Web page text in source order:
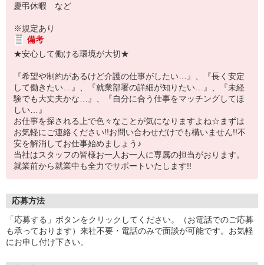
慶弔休暇 など
※規定あり
備考
★安心して働ける環境が大切★
『希望や制約があるけど介護の仕事がしたい…』、『長く安定
して働きたい…』、『就業部署の詳細が知りたい…』、『未経
験でも大丈夫かな…』、『自分に合う仕事をマッチングしてほ
しい…』
お仕事を探される上で色々なことが気になりますよね☆まずは
お気軽にご連絡ください!!お問い合わせだけでも構いません!!不
安を解消してお仕事始めましょう♪
当社はスタッフの皆様お一人お一人に専属の担当がおります。
就業前から就業中も全力でサポートいたします!!
応募方法
「応募する」ボタンをクリックしてください。（お電話でのご応募
も承っております）来社不要・電話のみで面談が可能です。お気軽
にお申し付け下さい。